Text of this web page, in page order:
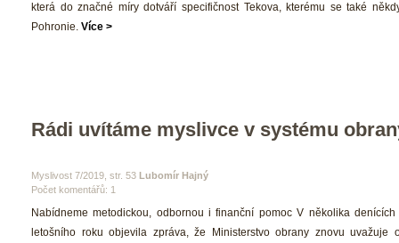
která do značné míry dotváří specifičnost Tekova, kterému se také
Pohronie. Více >
Rádi uvítáme myslivce v systému
Myslivost 7/2019, str. 53 Lubomír Hajný
Počet komentářů: 1
Nabídneme metodickou, odbornou i finanční pomoc V několika
letošního roku objevila zpráva, že Ministerstvo obrany znovu uvažuje